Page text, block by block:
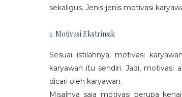
sekaligus. Jenis-jenis motivasi
1. Motivasi Ekstrinsik
Sesuai istilahnya, motivasi
karyawan itu sendiri. Jadi, motivasi
dicari oleh karyawan.
Misalnya saja motivasi berupa